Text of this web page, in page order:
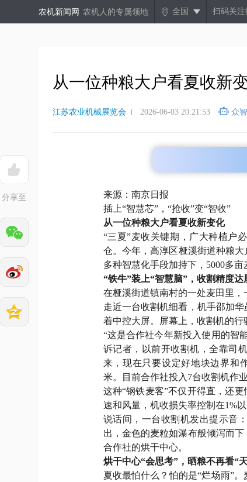
农机新闻网 农机人的专属领地 全国 扫码关注
从一位种粮大户看夏收新
江苏农业机械展览会 2026-06-03 20:21:53 众智
分享至
来源：南京日报
插上“智慧芯”，“抢收”变“智收”
从一位种粮大户看夏收新变化
“三夏”麦收关键期，广大种植户
仓。今年，高淳区桠溪街道种粮
多种智慧化手段加持下，5000多亩
“铁牛”装上“智慧脑”，收割精度达
在桠溪街道镇南村的一处麦田里，
走近一台收割机细看，机手邵加
着中控大屏。屏幕上，收割机的行
“这是合作社今年新投入使用的智
诉记者，以前开收割机，全靠司
来，现在只要设定好地块边界和
米。目前合作社投入7台收割机作
这种“钢铁麦客”不仅开得直，还
速和风量，机收损失率控制在1%以
说话间，一台收割机发出提示音
出，金色的麦粒如瀑布般倾泻而
合作社的烘干中心。
烘干中心“会思考”，晒粮不再看“
夏收最怕什么？怕的是“烂场雨”